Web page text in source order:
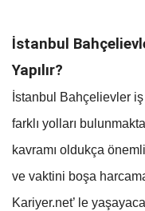
İstanbul
Yapılır?
İstanbul Bahçelievler
farklı yolları
kavramı oldukça
ve vaktini boşa
Kariyer.net’ le